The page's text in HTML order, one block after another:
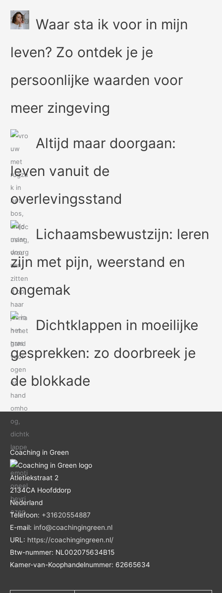
Waar sta ik voor in mijn
leven? Zo ontdek je je
persoonlijke waarden voor
meer zingeving
Altijd maar doorgaan:
leven vanuit de
overlevingsstand
Lichaamsbewustzijn: leren
zijn met pijn, weerstand en
ongemak
Dichtklappen in moeilijke
gesprekken: zo doorbreek je
de blokkade
Coaching in Green
Atletiekstraat 2
2134CA Hoofddorp
Nederland
Telefoon: +31620554887
E-mail: info@coachingingreen.nl
URL: https://coachingingreen.nl/
Btw-nummer: NL002075634B15
Kamer-van-Koophandelnummer: 62665634